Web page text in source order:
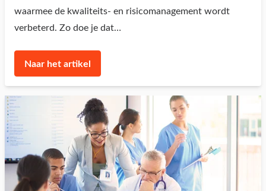
waarmee de kwaliteits- en risicomanagement wordt
verbeterd. Zo doe je dat…
Naar het artikel